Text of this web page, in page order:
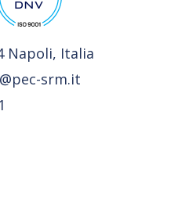
Napoli, Italia
srm.it